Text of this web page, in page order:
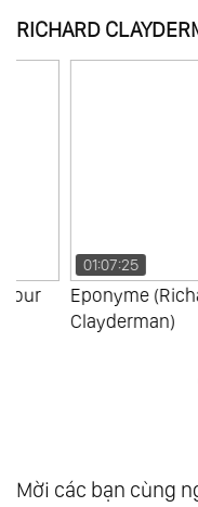
105.Romantic
106.Jodavia
Memories
Memories
112.Give A Little
113.Give A Little
118.The Piano
RICHARD
01:07:25
Eponyme (Richard
Clayderman)
Mời các bạn cùng